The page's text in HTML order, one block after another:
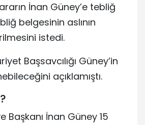
İnan Güney’e tebliğ
belgesinin aslının
istedi.
Başsavcılığı Güney’in
açıklamıştı.
Başkanı İnan Güney 15